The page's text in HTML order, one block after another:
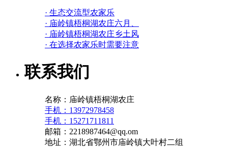
· 生态交流型农家乐
· 庙岭镇梧桐湖农庄六月、
· 庙岭镇梧桐湖农庄乡土风
· 在选择农家乐时需要注意
联系我们
名称：庙岭镇梧桐湖农庄
手机：13972978458
手机：15271711811
邮箱：2218987464@qq.om
地址：湖北省鄂州市庙岭镇大叶村二组